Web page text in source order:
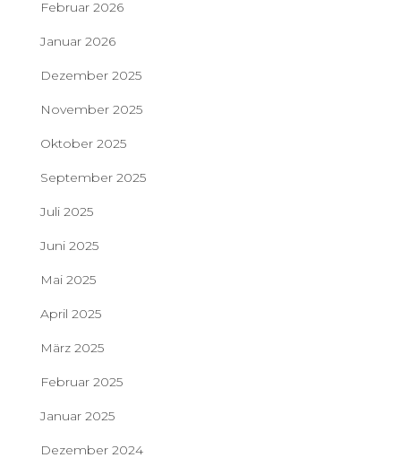
Februar 2026
Januar 2026
Dezember 2025
November 2025
Oktober 2025
September 2025
Juli 2025
Juni 2025
Mai 2025
April 2025
März 2025
Februar 2025
Januar 2025
Dezember 2024